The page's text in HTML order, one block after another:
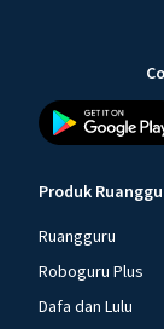
Produk
Ruangguru
Roboguru Plus
Dafa dan Lulu